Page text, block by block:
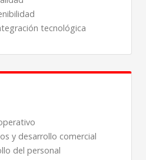
tecnológica
y desarrollo comercial
del personal